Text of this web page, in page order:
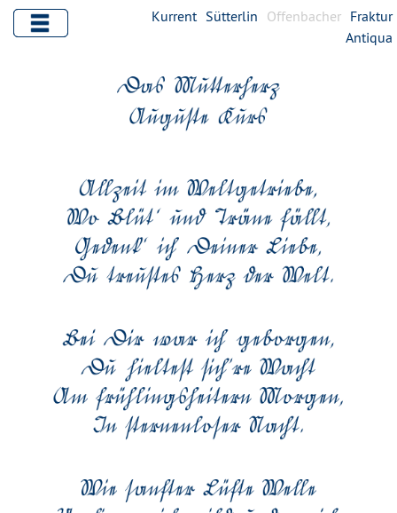
Kurrent Sütterlin Offenbacher Fraktur
Antiqua